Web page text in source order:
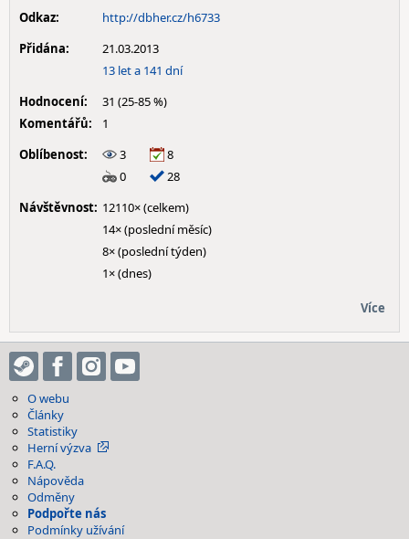
Odkaz:
http://dbher.cz/h6733
Přidána:
21.03.2013
13 let a 141 dní
Hodnocení:
31 (25-85 %)
Komentářů:
1
Oblíbenost:
3
8
0
28
Návštěvnost: 12110× (celkem)
14× (poslední měsíc)
8× (poslední týden)
1× (dnes)
Více
O webu
Články
Statistiky
Herní výzva
F.A.Q.
Nápověda
Odměny
Podpořte nás
Podmínky užívání